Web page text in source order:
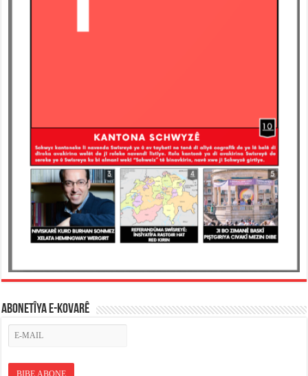
ABONETÎYA E-KOVARÊ